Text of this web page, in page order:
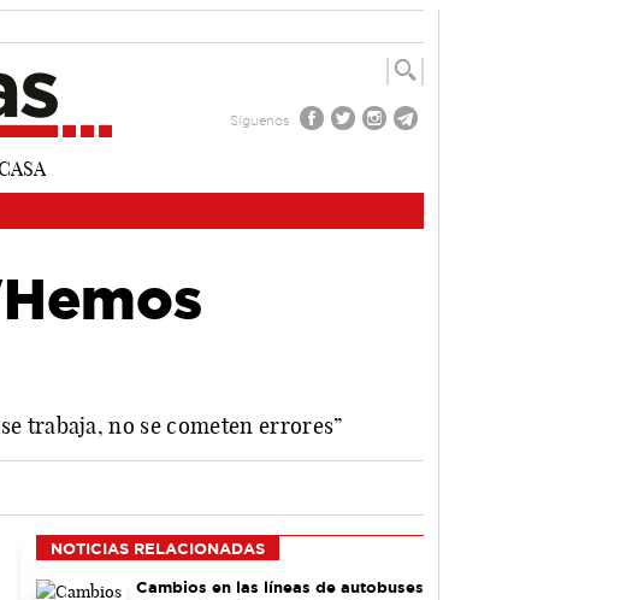
Síguenos
trabaja, no se cometen errores”
NOTICIAS RELACIONADAS
Cambios en las líneas de autobuses